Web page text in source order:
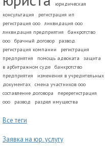
юридическая
консультация
регистрация ип
регистрация ооо
ликвидация ооо
ликвидация предприятия
банкротство
ооо
брачный договор
развод.
регистрация компании
регистрация
предприятия
помощь адвоката
защита
в арбитражном суде
банкротство
предприятия
изменения в учредительных
документах
смена участников ооо
составление договора
перерегистрация
ооо
развод раздел имущества
Все теги
Заявка на юр. услугу